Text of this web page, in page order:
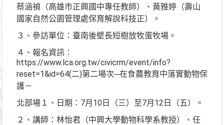
蔡涵禎（高雄市正興國中專任教師）、黃雅婷（壽山
國家自然公園管理處保育解說科技正）。
３、參訪單位：臺南後壁長短樹放牧蛋牧場。
４、報名資訊：
https://www.lca.org.tw/civicrm/event/info?
reset=1&id=64(二)第二場次─在食農教育中落實動物保
護－
北部場１、日期：7月10日（三）至7月12日（五）。
２、講師：林怡君（中興大學動物科學系教授）、任